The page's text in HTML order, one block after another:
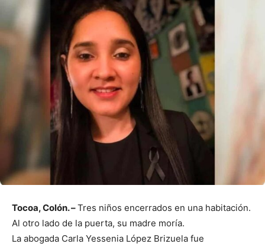
Tocoa, Colón. –Tres niños encerrados en una habitación.
Al otro lado de la puerta, su madre moría.
La abogada Carla Yessenia López Brizuela fue